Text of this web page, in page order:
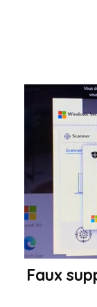
Faux